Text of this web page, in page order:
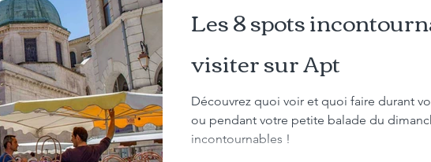
Les 8 spots
visiter sur Apt
Découvrez quoi voir et quoi faire durant
ou pendant votre petite balade du
incontournables !